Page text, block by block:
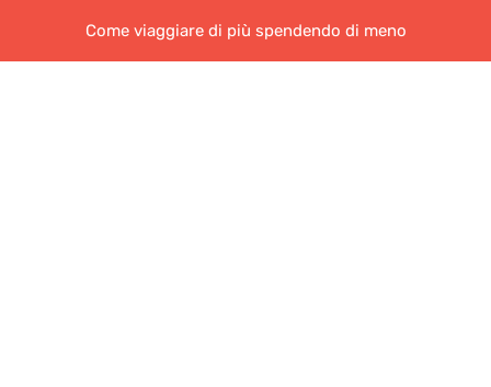
Come viaggiare di più spendendo di meno